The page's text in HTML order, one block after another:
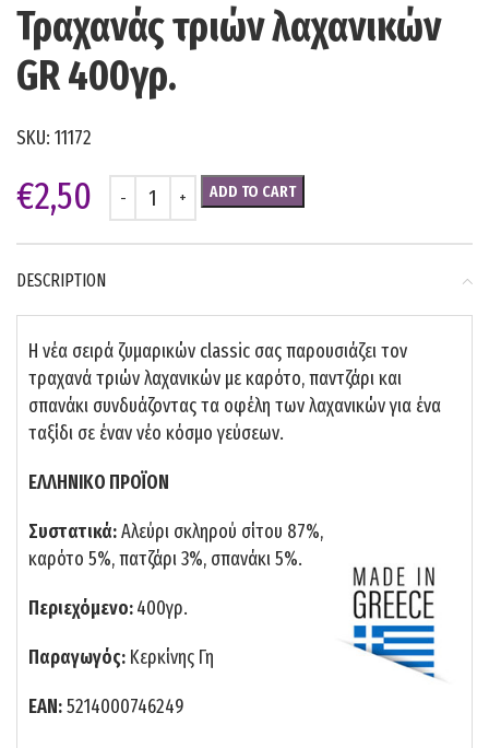
Τραχανάς τριών λαχανικών
GR 400γρ.
SKU: 11172
€2,50 ADD TO CART
DESCRIPTION
Η νέα σειρά ζυμαρικών classic σας παρουσιάζει τον
τραχανά τριών λαχανικών με καρότο, παντζάρι και
σπανάκι συνδυάζοντας τα οφέλη των λαχανικών για ένα
ταξίδι σε έναν νέο κόσμο γεύσεων.
ΕΛΛΗΝΙΚΟ ΠΡΟΪΟΝ
Συστατικά:Αλεύρι σκληρού σίτου 87%,
καρότο 5%, πατζάρι 3%, σπανάκι 5%.
Περιεχόμενο:400γρ.
Παραγωγός: Κερκίνης Γη
ΕΑΝ:5214000746249